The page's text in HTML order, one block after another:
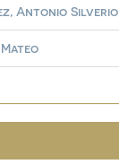
Antonio Silverio